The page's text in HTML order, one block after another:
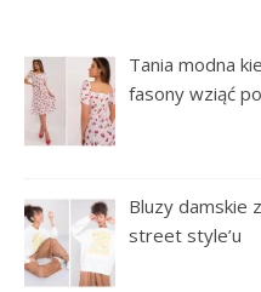
Tania modna
fasony wziąć
Bluzy damskie
street style’u